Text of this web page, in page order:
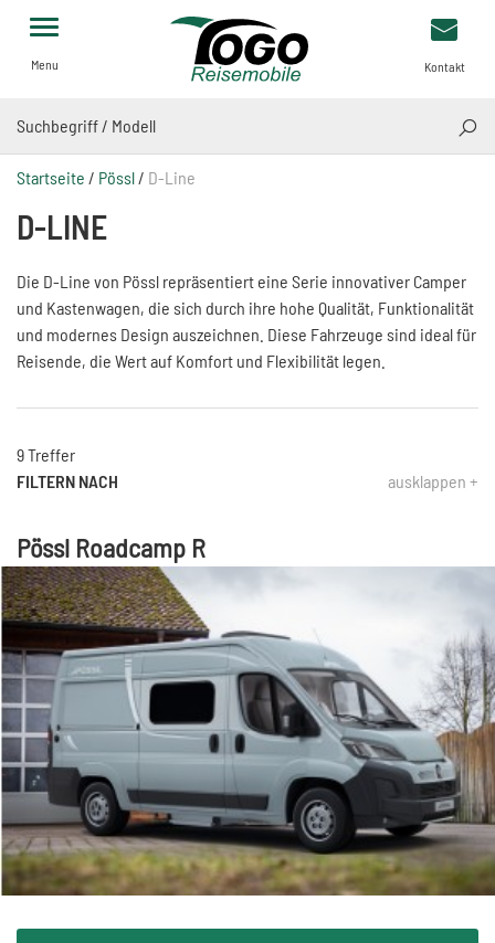
Menu Kontakt
Startseite / Pössl/ D-Line
D-LINE
Die D-Line von Pössl repräsentiert eine Serie innovativer Camper
und Kastenwagen, die sich durch ihre hohe Qualität, Funktionalität
und modernes Design auszeichnen. Diese Fahrzeuge sind ideal für
Reisende, die Wert auf Komfort und Flexibilität legen.
FILTERN NACH ausklappen +
9 Treffer
Pössl Roadcamp R